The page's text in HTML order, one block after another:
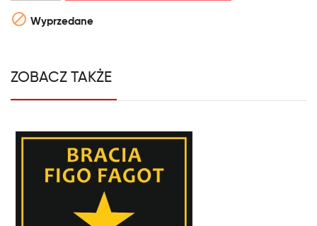
 Wyprzedane
ZOBACZ TAKŻE